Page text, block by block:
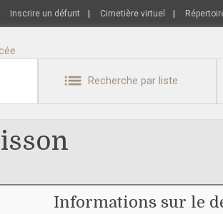
Inscrire un défunt Cimetière virtuel
Recherche par liste
Informations sur le